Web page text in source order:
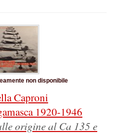
non disponibile
Caproni
1920-1946
origine al Ca 135 e